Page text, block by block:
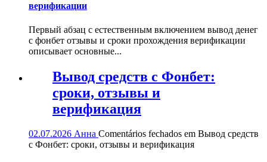
верификации
Первый абзац с естественным включением вывод денег
с фонбет отзывы и сроки прохождения верификации
описывает основные...
Вывод средств с Фонбет:
сроки, отзывы и
верификация
02.07.2026 Анна Comentários fechados em Вывод средств
с Фонбет: сроки, отзывы и верификация